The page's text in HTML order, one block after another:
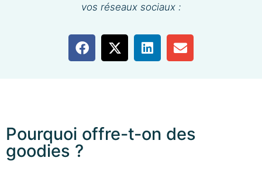
vos réseaux sociaux :
Pourquoi offre-t-on des
goodies ?